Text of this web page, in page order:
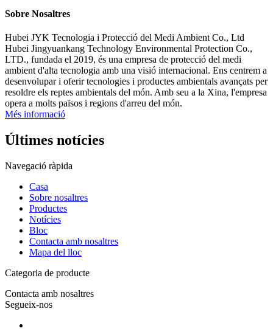
Sobre Nosaltres
Hubei JYK Tecnologia i Protecció del Medi Ambient Co., Ltd
Hubei Jingyuankang Technology Environmental Protection Co.,
LTD., fundada el 2019, és una empresa de protecció del medi
ambient d'alta tecnologia amb una visió internacional. Ens centrem a
desenvolupar i oferir tecnologies i productes ambientals avançats per
resoldre els reptes ambientals del món. Amb seu a la Xina, l'empresa
opera a molts països i regions d'arreu del món.
Més informació
Últimes notícies
Navegació ràpida
Casa
Sobre nosaltres
Productes
Notícies
Bloc
Contacta amb nosaltres
Mapa del lloc
Categoria de producte
Contacta amb nosaltres
Segueix-nos